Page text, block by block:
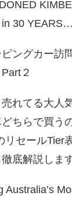
in 30 YEARS…
ピングカー
２
売れてる大人
ちらで買う
リセールTier
底解説しま
Australia’s